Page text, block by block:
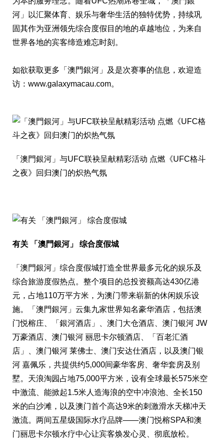
河」以汇聚体育、娱乐与奢华生活的独特优势，持续巩
固其作为亚洲领先综合度假目的地的卓越地位，为来自
世界各地的宾客缔造难忘时刻。
如欲获取更多「澳門銀河」及是次赛事的信息，欢迎造
访： www.galaxymacau.com。
「澳門銀河」与UFC联袂呈献精彩活动 点燃《UFC格斗
之夜》回归澳门的炽热气氛
有关 「澳門銀河」 综合度假城
「澳門銀河」综合度假城打造全世界最多元化的娱乐及
综合旅游度假热点。整个项目的总投资额高达430亿港
元，占地110万平方米，为澳门带来崭新的休闲娱乐设
施。「澳門銀河」云集九家世界知名豪华酒店，包括澳
门悦榕庄、「銀河酒店」、澳门大仓酒店、澳门银河 JW
万豪酒店、澳门银河 丽思卡尔顿酒店、「百老汇酒
店」、澳门银河 莱佛士、澳门安达仕酒店，以及澳门银
河 嘉佩乐，共提供约5,000间豪华客房、奢华套房及别
墅。天浪淘园占地75,000平方米，设有全球最长575米空
中激流、能掀起1.5米人造海浪的空中冲浪池、全长150
米的白沙滩，以及澳门首个高达9米的刺激滑水天梯冲天
激流。两间五星级国际水疗品牌——澳门悦榕SPA和澳
门丽思卡尔顿水疗中心让宾客焕发心灵、彻底放松。